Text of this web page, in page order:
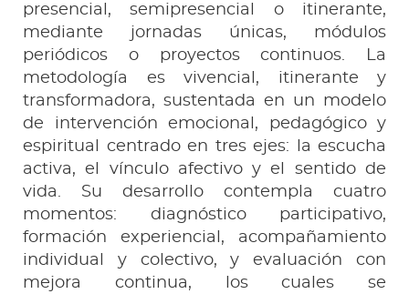
presencial, semipresencial o itinerante,
mediante jornadas únicas, módulos
periódicos o proyectos continuos. La
metodología es vivencial, itinerante y
transformadora, sustentada en un modelo
de intervención emocional, pedagógico y
espiritual centrado en tres ejes: la escucha
activa, el vínculo afectivo y el sentido de
vida. Su desarrollo contempla cuatro
momentos: diagnóstico participativo,
formación experiencial, acompañamiento
individual y colectivo, y evaluación con
mejora continua, los cuales se